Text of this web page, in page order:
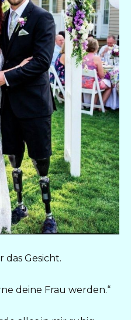
das Gesicht.
deine Frau werden.“